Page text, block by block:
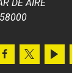
DE AIRE